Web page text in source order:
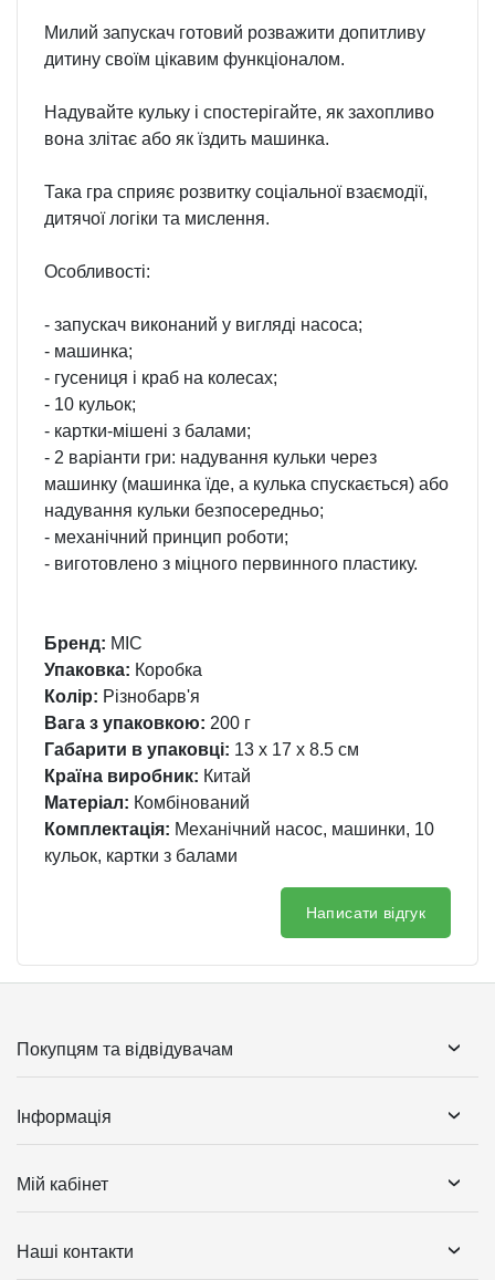
Милий запускач готовий розважити допитливу
дитину своїм цікавим функціоналом.
Надувайте кульку і спостерігайте, як захопливо
вона злітає або як їздить машинка.
Така гра сприяє розвитку соціальної взаємодії,
дитячої логіки та мислення.
Особливості:
- запускач виконаний у вигляді насоса;
- машинка;
- гусениця і краб на колесах;
- 10 кульок;
- картки-мішені з балами;
- 2 варіанти гри: надування кульки через
машинку (машинка їде, а кулька спускається) або
надування кульки безпосередньо;
- механічний принцип роботи;
- виготовлено з міцного первинного пластику.
Бренд: MIC
Упаковка: Коробка
Колір: Різнобарв'я
Вага з упаковкою: 200 г
Габарити в упаковці: 13 x 17 x 8.5 см
Країна виробник: Китай
Матеріал: Комбінований
Комплектація: Механічний насос, машинки, 10
кульок, картки з балами
Написати відгук
Покупцям та відвідувачам
Інформація
Мій кабінет
Наші контакти